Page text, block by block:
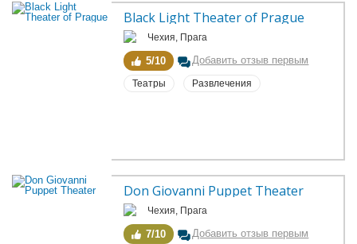
Black Light Theater of Prague
Чехия, Прага
5/10 Добавить отзыв первым
Театры Развлечения
Don Giovanni Puppet Theater
Чехия, Прага
7/10 Добавить отзыв первым